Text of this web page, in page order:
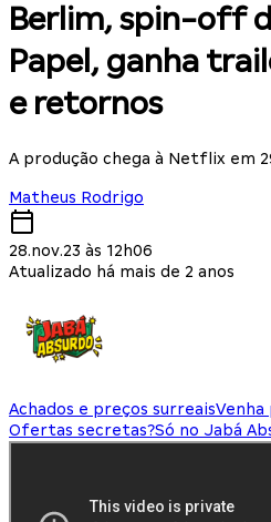
Berlim, spin-off
Papel, ganha
e retornos
A produção chega à Netflix em
Matheus Rodrigo
28.nov.23 às 12h06
Atualizado há mais de 2 anos
Achados e preços surreaisVenha
Ofertas secretas?Só no Jabá